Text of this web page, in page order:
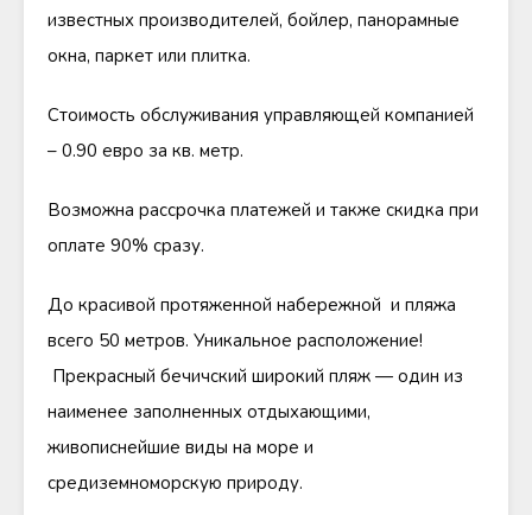
известных производителей, бойлер, панорамные
окна, паркет или плитка.
Стоимость обслуживания управляющей компанией
– 0.90 евро за кв. метр.
Возможна рассрочка платежей и также скидка при
оплате 90% сразу.
До красивой протяженной набережной и пляжа
всего 50 метров. Уникальное расположение!
Прекрасный бечичский широкий пляж — один из
наименее заполненных отдыхающими,
живописнейшие виды на море и
средиземноморскую природу.